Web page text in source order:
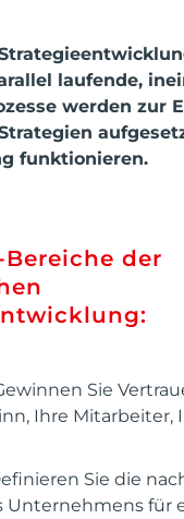
laufende,
werden zur
funktionieren.
der
Sie
Ihre Mitarbeiter,
Sie die
Unternehmens für